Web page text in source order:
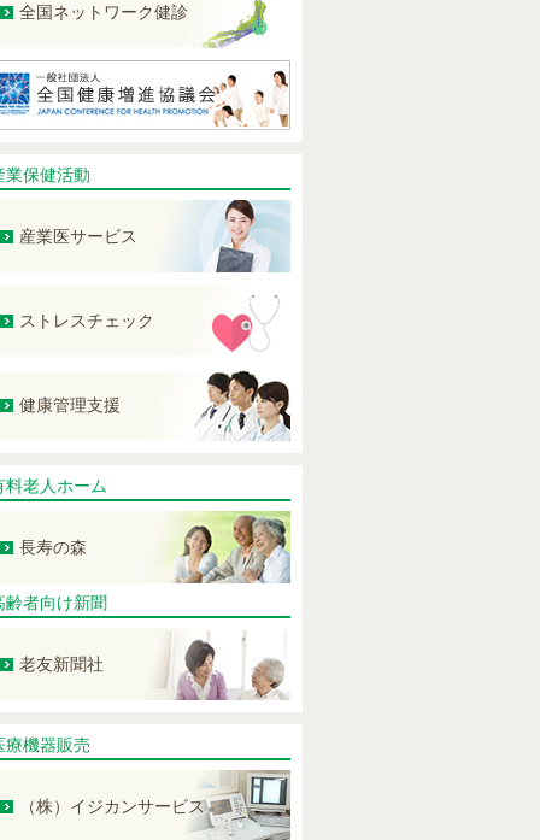
全国ネットワーク健診
業保健活動
産業医サービス
ストレスチェック
健康管理支援
料老人ホーム
長寿の森
齢者向け新聞
老友新聞社
療機器販売
（株）イジカンサービス